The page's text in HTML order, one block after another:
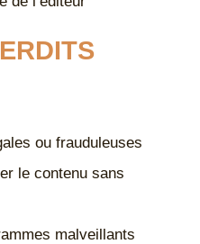
ou frauduleuses
le contenu sans
malveillants